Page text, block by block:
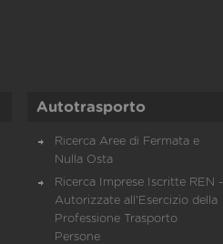
Autotrasporto
Ricerca Aree di Fermata e
Nulla Osta
Ricerca Imprese Iscritte REN -
Autorizzate all'Esercizio della
Professione Trasporto
Persone